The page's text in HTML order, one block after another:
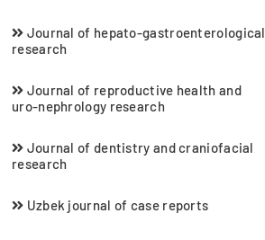
Journal of hepato-gastroenterological
research
Journal of reproductive health and
uro-nephrology research
Journal of dentistry and craniofacial
research
Uzbek journal of case reports